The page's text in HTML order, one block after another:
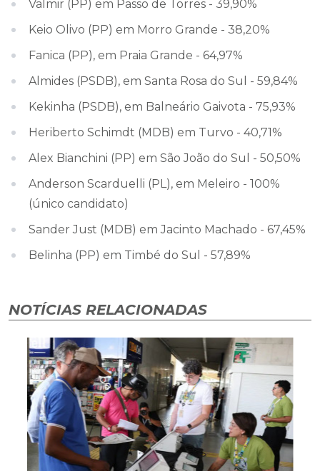
Valmir (PP) em Passo de Torres - 39,90%
Keio Olivo (PP) em Morro Grande - 38,20%
Fanica (PP), em Praia Grande - 64,97%
Almides (PSDB), em Santa Rosa do Sul - 59,84%
Kekinha (PSDB), em Balneário Gaivota - 75,93%
Heriberto Schimdt (MDB) em Turvo - 40,71%
Alex Bianchini (PP) em São João do Sul - 50,50%
Anderson Scarduelli (PL), em Meleiro - 100%
(único candidato)
Sander Just (MDB) em Jacinto Machado - 67,45%
Belinha (PP) em Timbé do Sul - 57,89%
NOTÍCIAS RELACIONADAS